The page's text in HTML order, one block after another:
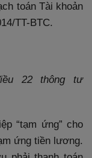
toán Tài khoản
TT-BTC.
22 thông tư
“tạm ứng” cho
ứng tiền lương.